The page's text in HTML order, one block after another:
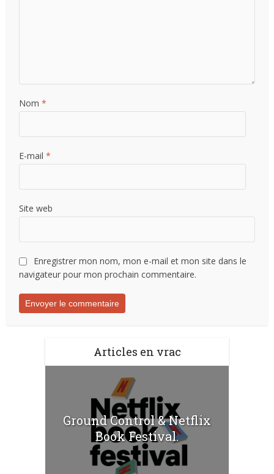
Nom*
E-mail*
Site web
Enregistrer mon nom, mon e-mail et mon site dans le
navigateur pour mon prochain commentaire.
Articles en vrac
Ground Control & Netflix
Book Festival.